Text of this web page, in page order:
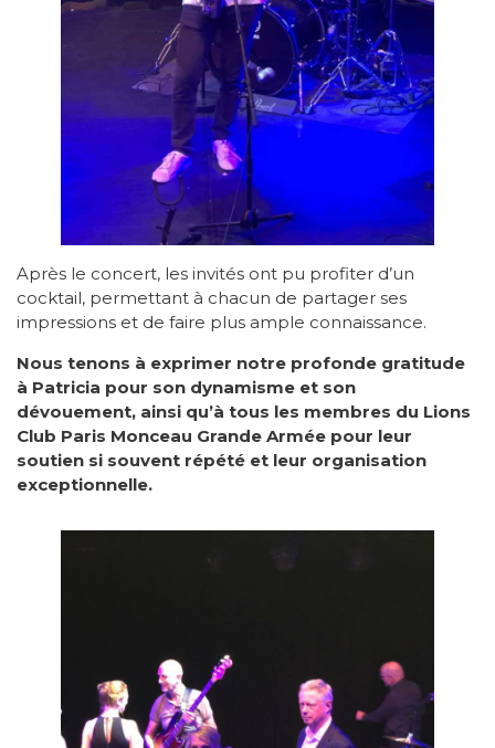
Après le concert, les invités ont pu profiter d’un
cocktail, permettant à chacun de partager ses
impressions et de faire plus ample connaissance.
Nous tenons à exprimer notre profonde gratitude
à Patricia pour son dynamisme et son
dévouement, ainsi qu’à tous les membres du Lions
Club Paris Monceau Grande Armée pour leur
soutien si souvent répété et leur organisation
exceptionnelle.